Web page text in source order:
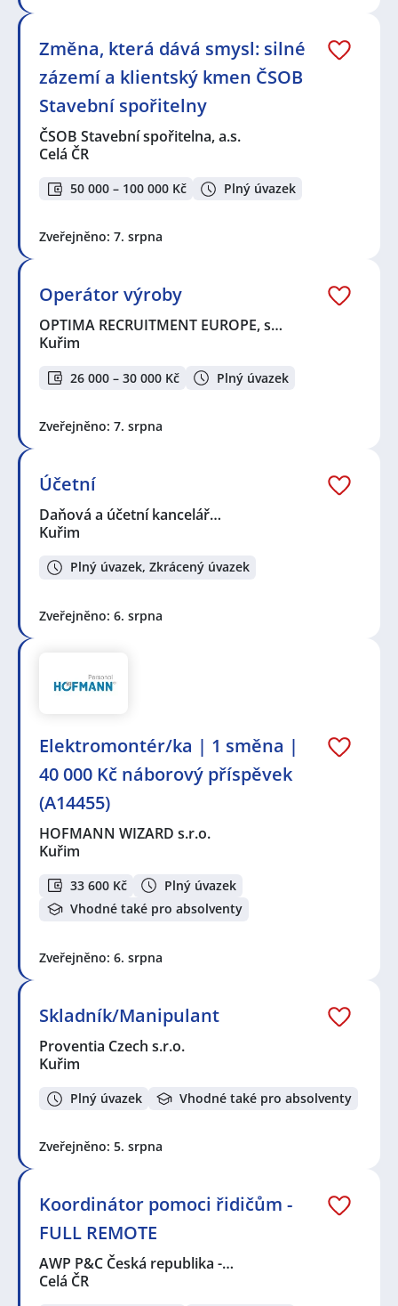
Změna, která dává smysl: silné
zázemí a klientský kmen ČSOB
Stavební spořitelny
ČSOB Stavební spořitelna, a.s.
Celá ČR
50 000 – 100 000 Kč Plný úvazek
Zveřejněno: 7. srpna
Operátor výroby
OPTIMA RECRUITMENT EUROPE, s…
Kuřim
26 000 – 30 000 Kč Plný úvazek
Zveřejněno: 7. srpna
Účetní
Daňová a účetní kancelář…
Kuřim
Plný úvazek, Zkrácený úvazek
Zveřejněno: 6. srpna
Elektromontér/ka | 1 směna |
40 000 Kč náborový příspěvek
(A14455)
HOFMANN WIZARD s.r.o.
Kuřim
33 600 Kč
Plný úvazek
Vhodné také pro absolventy
Zveřejněno: 6. srpna
Skladník/Manipulant
Proventia Czech s.r.o.
Kuřim
Plný úvazek Vhodné také pro absolventy
Zveřejněno: 5. srpna
Koordinátor pomoci řidičům -
FULL REMOTE
AWP P&C Česká republika -…
Celá ČR